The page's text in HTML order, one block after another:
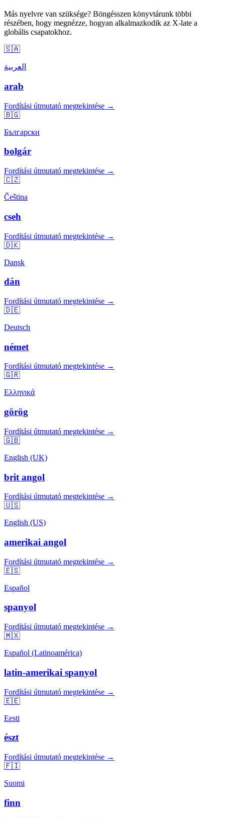
Más nyelvre van szüksége? Böngésszen könyvtárunk többi
részében, hogy megnézze, hogyan alkalmazkodik az X-late a
globális csapatokhoz.
🇸🇦
العربية
arab
Fordítási útmutató megtekintése →
🇧🇬
Български
bolgár
Fordítási útmutató megtekintése →
🇨🇿
Čeština
cseh
Fordítási útmutató megtekintése →
🇩🇰
Dansk
dán
Fordítási útmutató megtekintése →
🇩🇪
Deutsch
német
Fordítási útmutató megtekintése →
🇬🇷
Ελληνικά
görög
Fordítási útmutató megtekintése →
🇬🇧
English (UK)
brit angol
Fordítási útmutató megtekintése →
🇺🇸
English (US)
amerikai angol
Fordítási útmutató megtekintése →
🇪🇸
Español
spanyol
Fordítási útmutató megtekintése →
🇲🇽
Español (Latinoamérica)
latin-amerikai spanyol
Fordítási útmutató megtekintése →
🇪🇪
Eesti
észt
Fordítási útmutató megtekintése →
🇫🇮
Suomi
finn